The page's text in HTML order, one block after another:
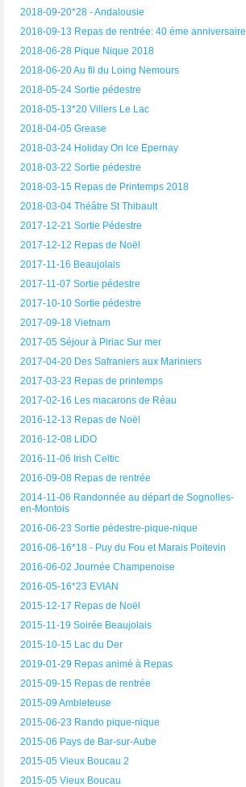
2018-09-20*28 - Andalousie
2018-09-13 Repas de rentrée: 40 éme anniversaire
2018-06-28 Pique Nique 2018
2018-06-20 Au fil du Loing Nemours
2018-05-24 Sortie pédestre
2018-05-13*20 Villers Le Lac
2018-04-05 Grease
2018-03-24 Holiday On Ice Epernay
2018-03-22 Sortie pédestre
2018-03-15 Repas de Printemps 2018
2018-03-04 Théâtre St Thibault
2017-12-21 Sortie Pédestre
2017-12-12 Repas de Noël
2017-11-16 Beaujolais
2017-11-07 Sortie pédestre
2017-10-10 Sortie pédestre
2017-09-18 Vietnam
2017-05 Séjour à Piriac Sur mer
2017-04-20 Des Safraniers aux Mariniers
2017-03-23 Repas de printemps
2017-02-16 Les macarons de Réau
2016-12-13 Repas de Noël
2016-12-08 LIDO
2016-11-06 Irish Celtic
2016-09-08 Repas de rentrée
2014-11-06 Randonnée au départ de Sognolles-
en-Montois
2016-06-23 Sortie pédestre-pique-nique
2016-06-16*18 - Puy du Fou et Marais Poitevin
2016-06-02 Journée Champenoise
2016-05-16*23 EVIAN
2015-12-17 Repas de Noël
2015-11-19 Soirée Beaujolais
2015-10-15 Lac du Der
2019-01-29 Repas animé à Repas
2015-09-15 Repas de rentrée
2015-09 Ambleteuse
2015-06-23 Rando pique-nique
2015-06 Pays de Bar-sur-Aube
2015-05 Vieux Boucau 2
2015-05 Vieux Boucau